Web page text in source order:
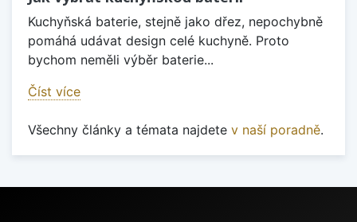
Kuchyňská baterie, stejně jako dřez, nepochybně
pomáhá udávat design celé kuchyně. Proto
bychom neměli výběr baterie...
Číst více
Všechny články a témata najdete v naší poradně.